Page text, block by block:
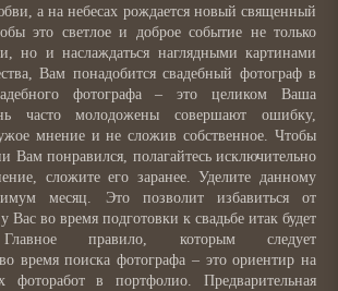
а на небесах рождается новый священный
это светлое и доброе событие не только
но и наслаждаться наглядными картинами
Вам понадобится свадебный фотограф в
фотографа – это целиком Ваша
часто молодожены совершают ошибку,
мнение и не сложив собственное. Чтобы
Вам понравился, полагайтесь исключительно
сложите его заранее. Уделите данному
месяц. Это позволит избавиться от
Вас во время подготовки к свадьбе итак будет
Главное правило, которым следует
во время поиска фотографа – это ориентир на
фоторабот в портфолио. Предварительная